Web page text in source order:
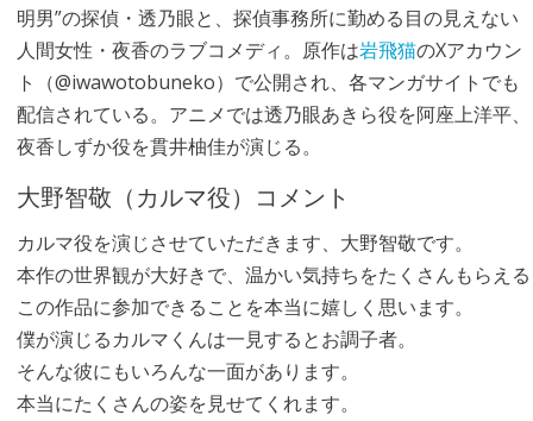
明男”の探偵・透乃眼と、探偵事務所に勤める目の見えない
人間女性・夜香のラブコメディ。原作は岩飛猫のXアカウン
ト（@iwawotobuneko）で公開され、各マンガサイトでも
配信されている。アニメでは透乃眼あきら役を阿座上洋平、
夜香しずか役を貫井柚佳が演じる。
大野智敬（カルマ役）コメント
カルマ役を演じさせていただきます、大野智敬です。
本作の世界観が大好きで、温かい気持ちをたくさんもらえる
この作品に参加できることを本当に嬉しく思います。
僕が演じるカルマくんは一見するとお調子者。
そんな彼にもいろんな一面があります。
本当にたくさんの姿を見せてくれます。